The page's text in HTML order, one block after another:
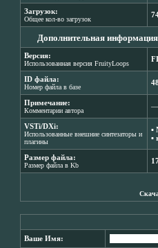
Загрузок:
Общее кол-во загрузок
Дополнительная информация
Версия:
Использованная версия FruityLoops
ID файла:
Номер файла в базе
Примечание:
Комментарии автора
―
VSTi/DXi:
Использованные внешние синтезаторы и
плагины
▪
▪
Размер файла:
Размер файла в Kb
Ваше Имя: